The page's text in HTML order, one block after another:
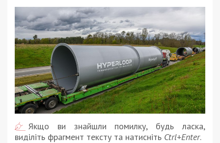
Якщо ви знайшли помилку, будь ласка,
виділіть фрагмент тексту та натисніть Ctrl+Enter.